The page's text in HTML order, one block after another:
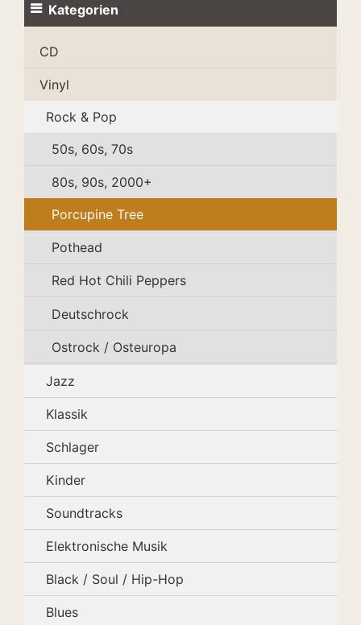
Kategorien
CD
Vinyl
Rock & Pop
50s, 60s, 70s
80s, 90s, 2000+
Porcupine Tree
Pothead
Red Hot Chili Peppers
Deutschrock
Ostrock / Osteuropa
Jazz
Klassik
Schlager
Kinder
Soundtracks
Elektronische Musik
Black / Soul / Hip-Hop
Blues